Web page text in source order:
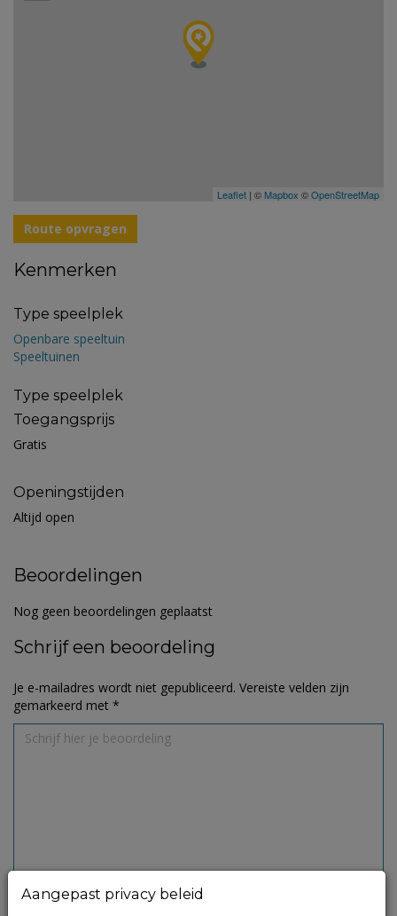
Leaflet | © Mapbox ©OpenStreetMap
Route opvragen
Kenmerken
Type speelplek
Openbare speeltuin
Speeltuinen
Type speelplek
Toegangsprijs
Gratis
Openingstijden
Altijd open
Beoordelingen
Nog geen beoordelingen geplaatst
Schrijf een beoordeling
Je e-mailadres wordt niet gepubliceerd. Vereiste velden zijn
gemarkeerd met *
Aangepast privacy beleid